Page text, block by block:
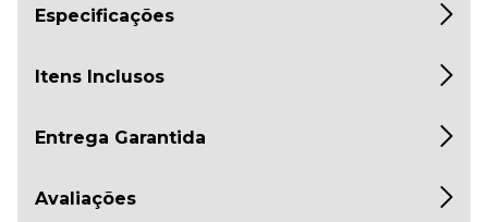
Especificações
Itens Inclusos
Entrega Garantida
Avaliações